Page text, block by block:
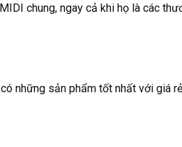
chung, ngay cả khi họ là các
những sản phẩm tốt nhất với giá